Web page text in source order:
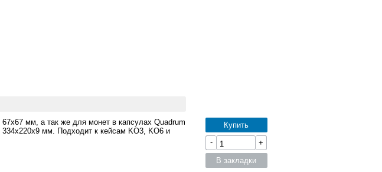
мм, а так же для монет в капсулах Quadrum
мм. Подходит к кейсам KO3, KO6 и
Купить
-
+
В закладки